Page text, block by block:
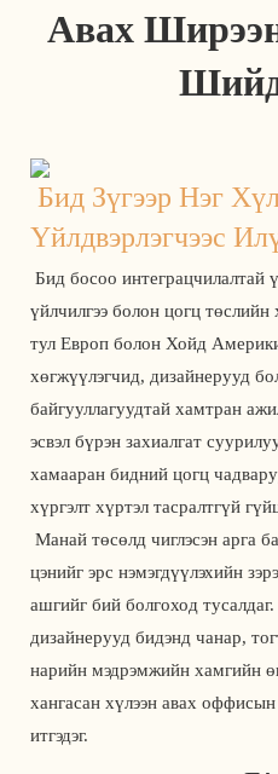
Авах
Бид Зүгээр Нэг
Үйлдвэрлэгчээс
үйлчилгээ болон цогц
тул Европ болон Хойд
хөгжүүлэгчид, дизайнерууд
байгууллагуудтай хамтран
эсвэл бүрэн захиалгат
хамааран бидний цогц
хүргэлт хүртэл тасралтгүй
цэнийг эрс нэмэгдүүлэхийн
ашгийг бий болгоход
дизайнерууд бидэнд чанар,
нарийн мэдрэмжийн хамгийн
хангасан хүлээн авах
итгэдэг.